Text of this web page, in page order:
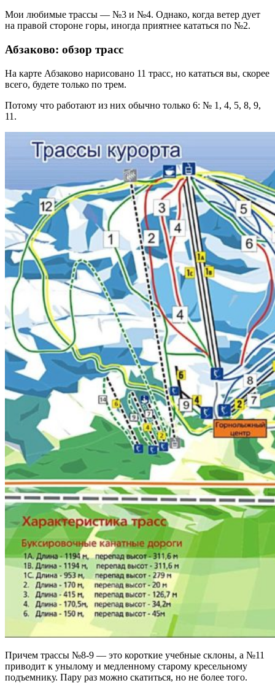
Мои любимые трассы — №3 и №4. Однако, когда ветер дует
на правой стороне горы, иногда приятнее кататься по №2.
Абзаково: обзор трасс
На карте Абзаково нарисовано 11 трасс, но кататься вы, скорее
всего, будете только по трем.
Потому что работают из них обычно только 6: № 1, 4, 5, 8, 9,
11.
Причем трассы №8-9 — это короткие учебные склоны, а №11
приводит к унылому и медленному старому кресельному
подъемнику. Пару раз можно скатиться, но не более того.